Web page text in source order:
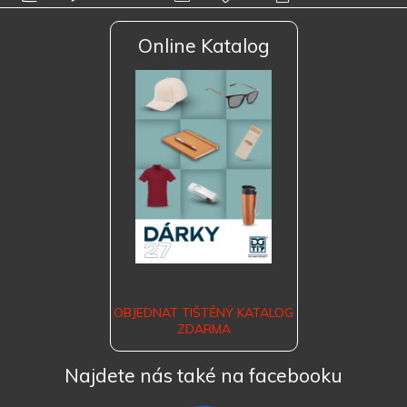
Online Katalog
OBJEDNAT TIŠTĚNÝ KATALOG
ZDARMA
Najdete nás také na facebooku